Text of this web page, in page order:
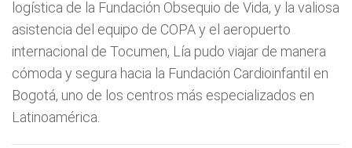
logística de la Fundación Obsequio de Vida, y la valiosa
asistencia del equipo de COPA y el aeropuerto
internacional de Tocumen, Lía pudo viajar de manera
cómoda y segura hacia la Fundación Cardioinfantil en
Bogotá, uno de los centros más especializados en
Latinoamérica.